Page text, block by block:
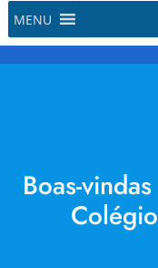
MENU
Boas-